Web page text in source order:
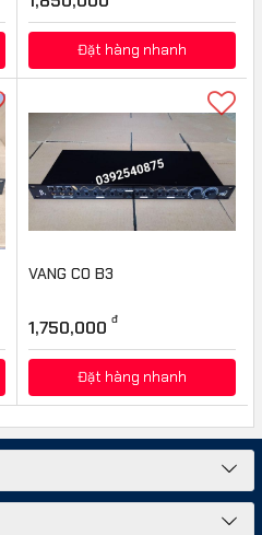
Đặt hàng nhanh
VANG CO B3
1,750,000 đ
Đặt hàng nhanh